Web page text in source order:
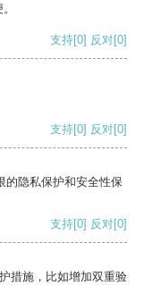
支持[0] 反对[0]
支持[0] 反对[0]
的隐私保护和安全性保
支持[0] 反对[0]
措施，比如增加双重验